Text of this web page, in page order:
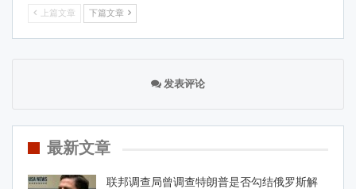
上篇文章 下篇文章
发表评论
最新文章
联邦调查局曾调查特朗普是否勾结俄罗斯解